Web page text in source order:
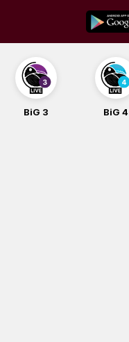
content
BiG 3 BiG 4